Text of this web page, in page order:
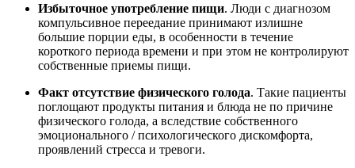
Избыточное употребление пищи. Люди с диагнозом
компульсивное переедание принимают излишне
большие порции еды, в особенности в течение
короткого периода времени и при этом не контролируют
собственные приемы пищи.
Факт отсутствие физического голода. Такие пациенты
поглощают продукты питания и блюда не по причине
физического голода, а вследствие собственного
эмоционального / психологического дискомфорта,
проявлений стресса и тревоги.